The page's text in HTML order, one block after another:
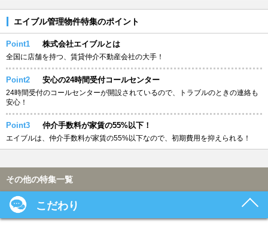
エイブル管理物件特集のポイント
Point1 株式会社エイブルとは
全国に店舗を持つ、賃貸仲介不動産会社の大手！
Point2 安心の24時間受付コールセンター
24時間受付のコールセンターが開設されているので、トラブルのときの連絡も
安心！
Point3 仲介手数料が家賃の55%以下！
エイブルは、仲介手数料が家賃の55%以下なので、初期費用を抑えられる！
その他の特集一覧
こだわり